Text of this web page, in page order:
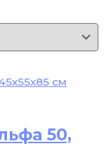
50,